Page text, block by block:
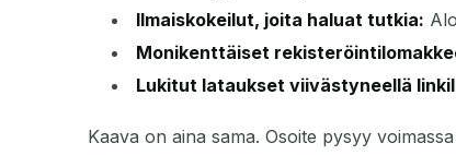
Ilmaiskokeilut, joita haluat tutkia:
Monikenttäiset
Lukitut lataukset viivästyneellä
Kaava on aina sama. Osoite pysyy